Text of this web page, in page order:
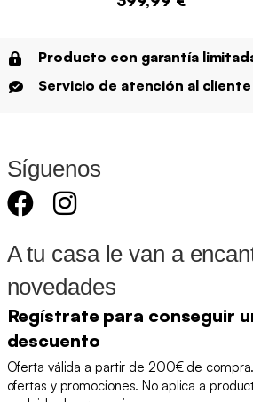
Producto con garantía
Servicio de atención al
Síguenos
A tu casa le van a
novedades
Regístrate para conseguir
descuento
Oferta válida a partir de 200€ de
ofertas y promociones. No aplica a